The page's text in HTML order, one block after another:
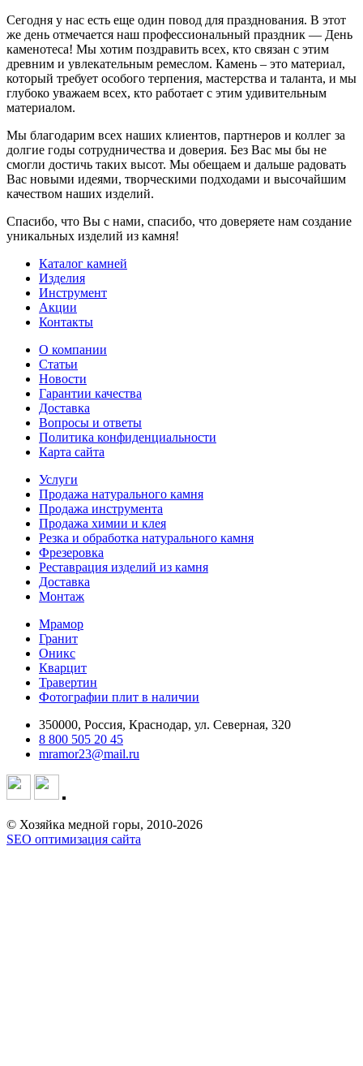
Сегодня у нас есть еще один повод для празднования. В этот
же день отмечается наш профессиональный праздник — День
каменотеса! Мы хотим поздравить всех, кто связан с этим
древним и увлекательным ремеслом. Камень – это материал,
который требует особого терпения, мастерства и таланта, и мы
глубоко уважаем всех, кто работает с этим удивительным
материалом.
Мы благодарим всех наших клиентов, партнеров и коллег за
долгие годы сотрудничества и доверия. Без Вас мы бы не
смогли достичь таких высот. Мы обещаем и дальше радовать
Вас новыми идеями, творческими подходами и высочайшим
качеством наших изделий.
Спасибо, что Вы с нами, спасибо, что доверяете нам создание
уникальных изделий из камня!
Каталог камней
Изделия
Инструмент
Акции
Контакты
О компании
Статьи
Новости
Гарантии качества
Доставка
Вопросы и ответы
Политика конфиденциальности
Карта сайта
Услуги
Продажа натурального камня
Продажа инструмента
Продажа химии и клея
Резка и обработка натурального камня
Фрезеровка
Реставрация изделий из камня
Доставка
Монтаж
Мрамор
Гранит
Оникс
Кварцит
Травертин
Фотографии плит в наличии
350000, Россия, Краснодар, ул. Северная, 320
8 800 505 20 45
mramor23@mail.ru
© Хозяйка медной горы, 2010-2026
SEO оптимизация сайта